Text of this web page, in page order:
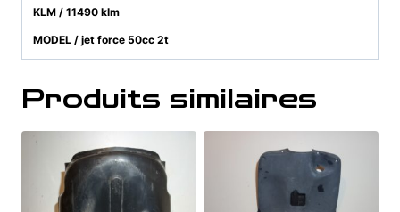
KLM / 11490 klm
MODEL / jet force 50cc 2t
Produits similaires